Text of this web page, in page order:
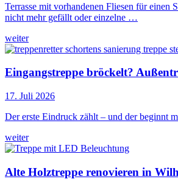
Terrasse mit vorhandenen Fliesen für einen
nicht mehr gefällt oder einzelne …
weiter
Eingangstreppe bröckelt?
17. Juli 2026
Der erste Eindruck zählt – und der beginnt
weiter
Alte Holztreppe renovieren in